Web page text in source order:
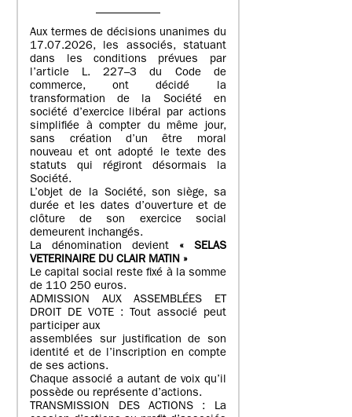
Aux termes de décisions unanimes du
17.07.2026, les associés, statuant
dans les conditions prévues par
l’article L. 227–3 du Code de
commerce, ont décidé la
transformation de la Société en
société d’exercice libéral par actions
simplifiée à compter du même jour,
sans création d’un être moral
nouveau et ont adopté le texte des
statuts qui régiront désormais la
Société.
L’objet de la Société, son siège, sa
durée et les dates d’ouverture et de
clôture de son exercice social
demeurent inchangés.
La dénomination devient « SELAS
VETERINAIRE DU CLAIR MATIN »
Le capital social reste fixé à la somme
de 110 250 euros.
ADMISSION AUX ASSEMBLÉES ET
DROIT DE VOTE : Tout associé peut
participer aux
assemblées sur justification de son
identité et de l’inscription en compte
de ses actions.
Chaque associé a autant de voix qu’il
possède ou représente d’actions.
TRANSMISSION DES ACTIONS : La